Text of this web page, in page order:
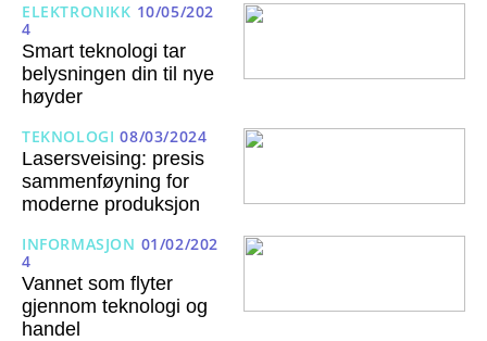
ELEKTRONIKK 10/05/202
4
Smart teknologi tar
belysningen din til nye
høyder
TEKNOLOGI 08/03/2024
Lasersveising: presis
sammenføyning for
moderne produksjon
INFORMASJON 01/02/202
4
Vannet som flyter
gjennom teknologi og
handel